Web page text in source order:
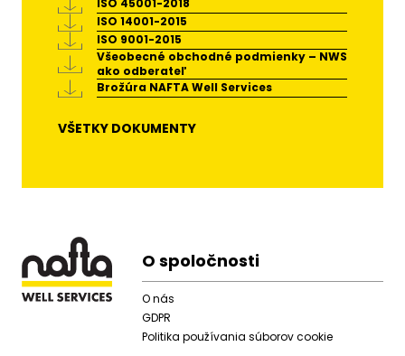
Footer
O spoločnosti
O nás
GDPR
Politika používania súborov cookie
ISO 45001-2018
ISO 14001-2015
ISO 9001-2015
Všeobecné obchodné podmienky – NWS
ako odberateľ
Brožúra NAFTA Well Services
VŠETKY DOKUMENTY